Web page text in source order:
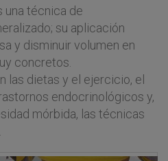
una técnica de
su aplicación
y disminuir volumen en
concretos.
las dietas y el ejercicio, el
endocrinológicos y,
mórbida, las técnicas